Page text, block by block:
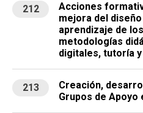
212
Acciones
mejora del diseño
aprendizaje de
metodologías
digitales, tutoría
213
Creación,
Grupos de